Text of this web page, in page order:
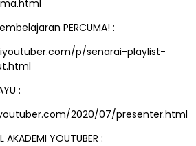
PERCUMA! :
p/senarai-playlist-
:
2020/07/presenter.html
AKADEMI YOUTUBER :